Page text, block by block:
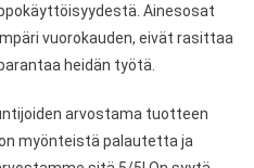
Ainesosat
vuorokauden, eivät rasittaa
heidän työtä.
arvostama tuotteen
myönteistä palautetta ja